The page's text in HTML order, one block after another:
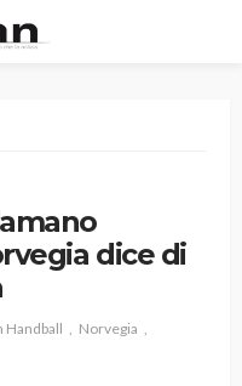
dice di
Handball
Norvegia